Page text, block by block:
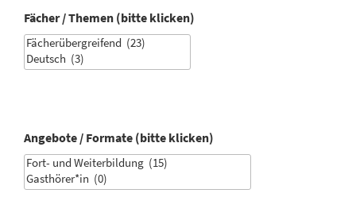
Fächer / Themen (bitte klicken)
Angebote / Formate (bitte klicken)